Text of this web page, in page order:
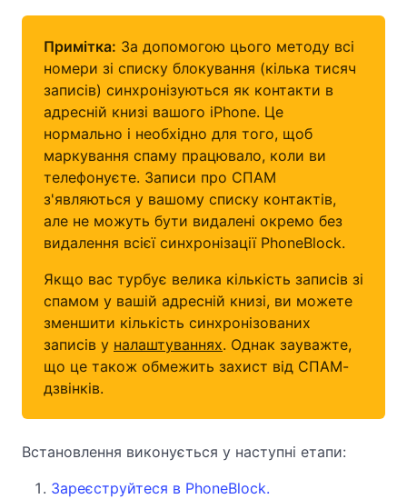
Примітка: За допомогою цього методу всі
номери зі списку блокування (кілька тисяч
записів) синхронізуються як контакти в
адресній книзі вашого iPhone. Це
нормально і необхідно для того, щоб
маркування спаму працювало, коли ви
телефонуєте. Записи про СПАМ
з'являються у вашому списку контактів,
але не можуть бути видалені окремо без
видалення всієї синхронізації PhoneBlock.
Якщо вас турбує велика кількість записів зі
спамом у вашій адресній книзі, ви можете
зменшити кількість синхронізованих
записів у налаштуваннях. Однак зауважте,
що це також обмежить захист від СПАМ-
дзвінків.
Встановлення виконується у наступні етапи:
Зареєструйтеся в PhoneBlock.